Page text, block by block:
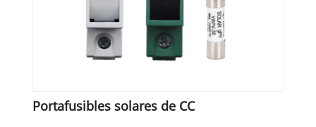
Portafusibles solares de CC